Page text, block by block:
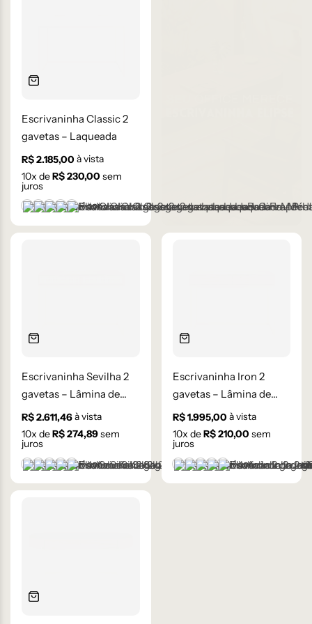
Escrivaninha Classic 2
gavetas – Laqueada
R$2.185,00 à vista
10x deR$230,00 sem
juros
Branco
Cinza Médio
Frapê
Mocha Mousse
Preto
+1 cor
Escrivaninha Sevilha 2
gavetas – Lâmina de
Madeira Carvalho
R$2.611,46à vista
10x deR$274,89sem
juros
Castanho
Champanhe
Cinza Grafite Metalizado
Ébano
Lâmina Off-White
+1 cor
Escrivaninha Iron 2
gavetas – Lâmina de
Madeira Carvalho
R$1.995,00 à vista
10x deR$210,00 sem
juros
Castanho
Champanhe
Cinza Grafite
Ébano
Lâmina Off-White
+1 cor